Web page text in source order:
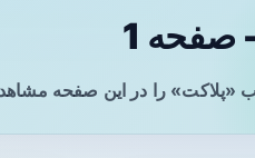
1
«پلاکت» را در این صفحه